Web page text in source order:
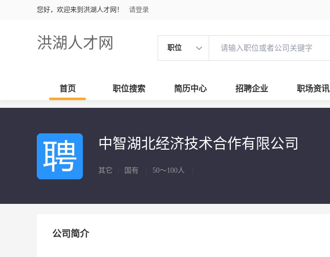
您好，欢迎来到洪湖人才网！ 请登录
洪湖人才网 职位
首页 职位搜索 简历中心 招聘企业 职场资讯
中智湖北经济技术合作有限公司
其它 国有 50～100人
公司简介